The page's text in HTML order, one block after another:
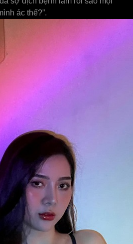
ác thế?”.